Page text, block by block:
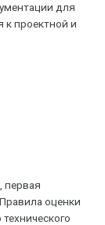
для
к проектной и
первая
оценки